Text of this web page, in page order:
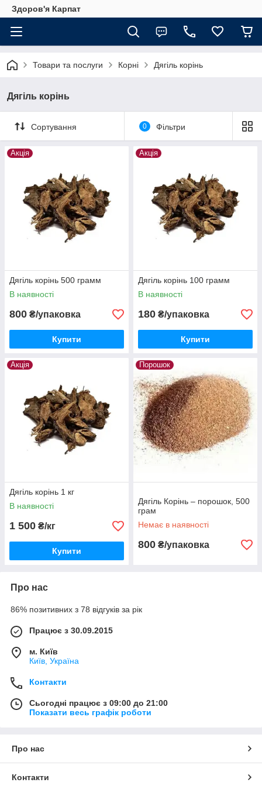
Здоров'я Карпат
Товари та послуги Корні Дягіль корінь
Дягіль корінь
Сортування 0 Фільтри
Акція
Дягіль корінь 500 грамм
В наявності
800 ₴/упаковка
Купити
Акція
Дягіль корінь 100 грамм
В наявності
180 ₴/упаковка
Купити
Акція
Дягіль корінь 1 кг
В наявності
1 500 ₴/кг
Купити
Порошок
Дягіль Корінь – порошок, 500
грам
Немає в наявності
800 ₴/упаковка
Про нас
86% позитивних з 78 відгуків за рік
Працює з 30.09.2015
м. Київ
Київ, Україна
Контакти
Сьогодні працює з 09:00 до 21:00
Показати весь графік роботи
Про нас
Контакти